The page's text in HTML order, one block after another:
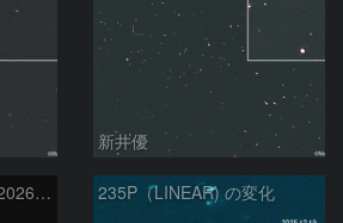
新井優
リニア彗星 ( 235P )：2026/07/08 235P（LINEAR) の変化